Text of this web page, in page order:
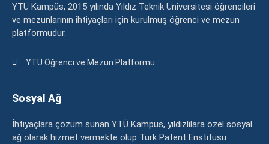
YTÜ Kampüs, 2015 yılında Yıldız Teknik Üniversitesi öğrencileri
ve mezunlarının ihtiyaçları için kurulmuş öğrenci ve mezun
platformudur.
YTÜ Öğrenci ve Mezun Platformu
Sosyal Ağ
İhtiyaçlara çözüm sunan YTÜ Kampüs, yıldızlılara özel sosyal
ağ olarak hizmet vermekte olup Türk Patent Enstitüsü